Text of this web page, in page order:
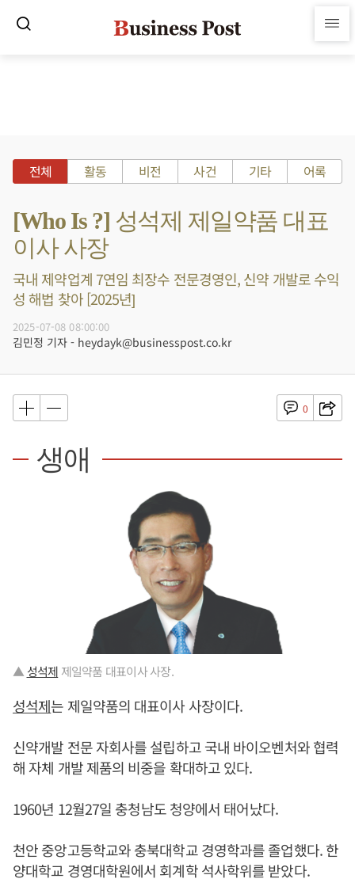
전체 활동 비전 사건 기타 어록
[Who Is ?] 성석제 제일약품 대표
이사 사장
국내 제약업계 7연임 최장수 전문경영인, 신약 개발로 수익
성 해법 찾아 [2025년]
2025-07-08 08:00:00
김민정 기자 - heydayk@businesspost.co.kr
0
생애
▲ 성석제 제일약품 대표이사 사장.
성석제는 제일약품의 대표이사 사장이다.
신약개발 전문 자회사를 설립하고 국내 바이오벤처와 협력
해 자체 개발 제품의 비중을 확대하고 있다.
1960년 12월27일 충청남도 청양에서 태어났다.
천안 중앙고등학교와 충북대학교 경영학과를 졸업했다. 한
양대학교 경영대학원에서 회계학 석사학위를 받았다.